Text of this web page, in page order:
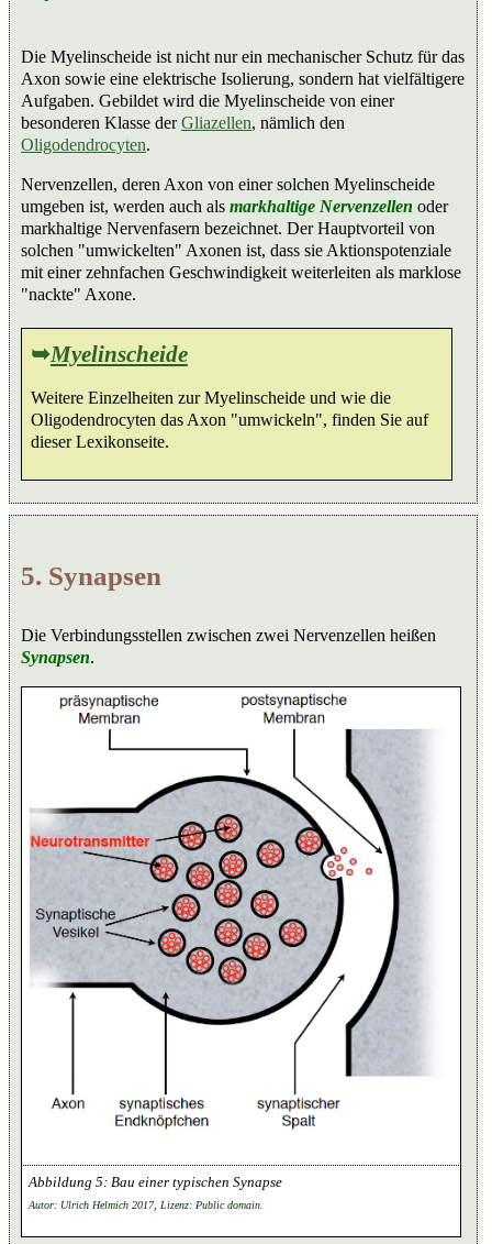
Die Myelinscheide ist nicht nur ein mechanischer Schutz für das
Axon sowie eine elektrische Isolierung, sondern hat vielfältigere
Aufgaben. Gebildet wird die Myelinscheide von einer
besonderen Klasse derGliazellen, nämlich den
Oligodendrocyten.
Nervenzellen, deren Axon von einer solchen Myelinscheide
umgeben ist, werden auch als markhaltige Nervenzellen oder
markhaltige Nervenfasern bezeichnet. Der Hauptvorteil von
solchen "umwickelten" Axonen ist, dass sie Aktionspotenziale
mit einer zehnfachen Geschwindigkeit weiterleiten als marklose
"nackte" Axone.
➥Myelinscheide
Weitere Einzelheiten zur Myelinscheide und wie die
Oligodendrocyten das Axon "umwickeln", finden Sie auf
dieser Lexikonseite.
5. Synapsen
Die Verbindungsstellen zwischen zwei Nervenzellen heißen
Synapsen.
Bau einer typischen Synapse
Autor: Ulrich Helmich 2017, Lizenz: Public domain.